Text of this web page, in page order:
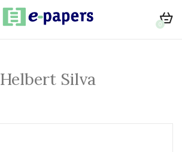
0
Helbert Silva